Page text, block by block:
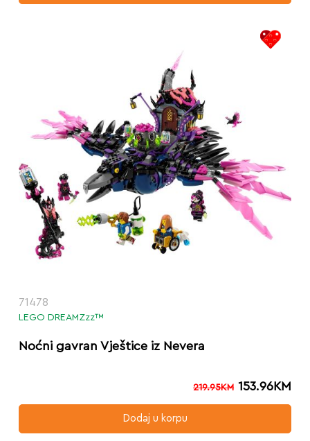
71478
LEGO DREAMZzz™
Noćni gavran Vještice iz Nevera
219.95KM 153.96KM
Dodaj u korpu